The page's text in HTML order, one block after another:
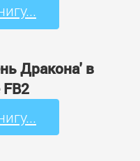
Дракона' в